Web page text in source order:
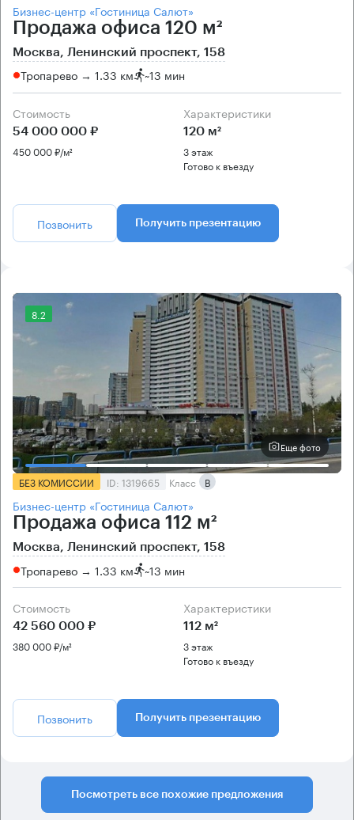
Бизнес-центр «Гостиница Салют»
Продажа офиса 120 м²
Москва, Ленинский проспект, 158
Тропарево → 1.33 км ~13 мин
Стоимость
54 000 000 ₽
450 000 ₽/м²
Характеристики
120 м²
3 этаж
Готово к въезду
Позвонить Получить презентацию
8.2
Еще фото
БЕЗ КОМИССИИ ID: 1319665 Класс B
Бизнес-центр «Гостиница Салют»
Продажа офиса 112 м²
Москва, Ленинский проспект, 158
Тропарево → 1.33 км ~13 мин
Стоимость
42 560 000 ₽
380 000 ₽/м²
Характеристики
112 м²
3 этаж
Готово к въезду
Позвонить Получить презентацию
Посмотреть все похожие предложения